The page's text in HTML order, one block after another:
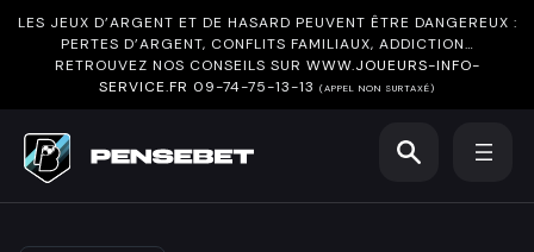
LES JEUX D’ARGENT ET DE HASARD PEUVENT ÊTRE DANGEREUX :
PERTES D’ARGENT, CONFLITS FAMILIAUX, ADDICTION…
RETROUVEZ NOS CONSEILS SUR WWW.JOUEURS-INFO-
SERVICE.FR 09-74-75-13-13 (APPEL NON SURTAXÉ)